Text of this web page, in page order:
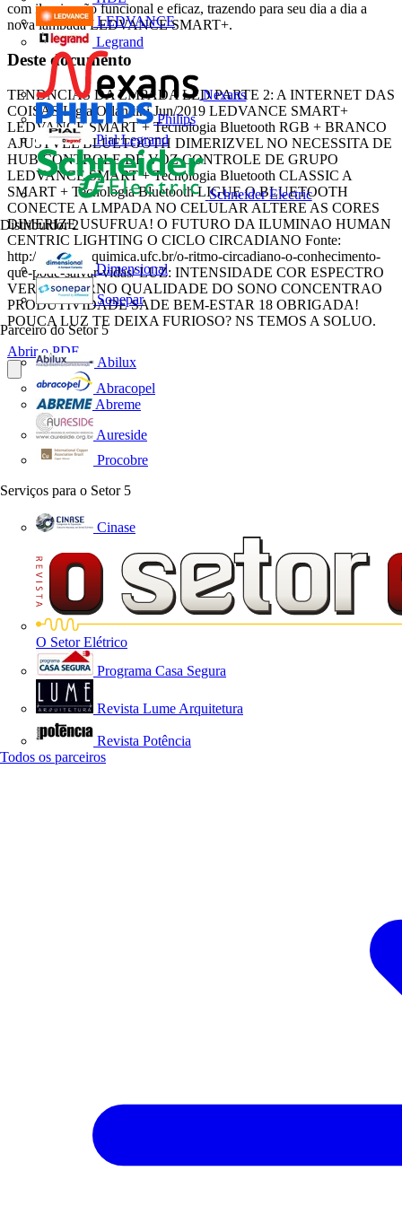
LEDVANCE
Legrand
Nexans
Philips
Pial Legrand
Schneider Electric
Distribuidor 2
Dimensional
Sonepar
Parceiro do Setor 5
Abilux
Abracopel
Abreme
Aureside
Procobre
Serviços para o Setor 5
Cinase
O Setor Elétrico
Programa Casa Segura
Revista Lume Arquitetura
Revista Potência
Todos os parceiros
com iluminação funcional e eficaz, trazendo para seu dia a dia a
nova lâmpada LEDVANCE SMART+.
Deste documento
TENDNCIAS DA LMPADA LED PARTE 2: A INTERNET DAS
COISAS Ligia Orlandini Jun/2019 LEDVANCE SMART+
LEDVANCE SMART + Tecnologia Bluetooth RGB + BRANCO
AJUSTVEL BLUETOOTH DIMERIZVEL NO NECESSITA DE
HUB CONTROLE DE VOZ CONTROLE DE GRUPO
LEDVANCE SMART + Tecnologia Bluetooth CLASSIC A
SMART + Tecnologia Bluetooth LIGUE O BLUETOOTH
CONECTE A LMPADA NO CELULAR ALTERE AS CORES
DIMERIZE USUFRUA! O FUTURO DA ILUMINAO HUMAN
CENTRIC LIGHTING O CICLO CIRCADIANO Fonte:
http://www.petquimica.ufc.br/o-ritmo-circadiano-o-conhecimento-
que-pode-salvar-vidas/ LUZ: INTENSIDADE COR ESPECTRO
VERO INVERNO QUALIDADE DO SONO CONCENTRAO
PRODUTIVIDADE SADE BEM-ESTAR 18 OBRIGADA!
POUCA LUZ TE DEIXA FURIOSO? NS TEMOS A SOLUO.
Abrir o PDF